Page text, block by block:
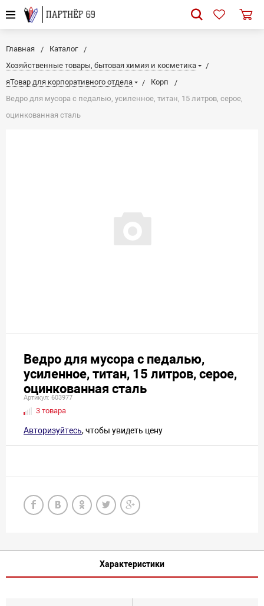
Главная
Каталог
Хозяйственные товары, бытовая химия и косметика
яТовар для корпоративного отдела
Корп
Ведро для мусора с педалью, усиленное, титан, 15 литров, серое,
оцинкованная сталь
Ведро для мусора с педалью,
усиленное, титан, 15 литров, серое,
оцинкованная сталь
Артикул: 603977
3 товара
Авторизуйтесь, чтобы увидеть цену
Характеристики